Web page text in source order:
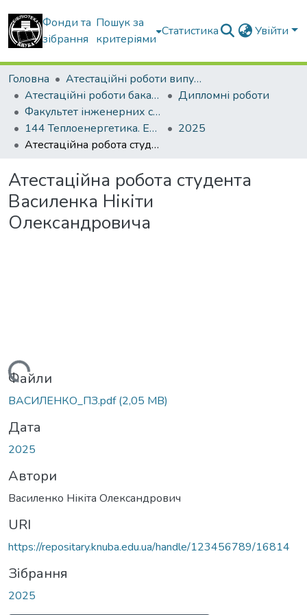
Фонди та
зібрання
Пошук за
критеріями
Статистика Увійти
Головна
Атестаційні роботи випускників
Атестаційні роботи бакалаврів
Дипломні роботи
Факультет інженерних систем та екології
144 Теплоенергетика. Енергетичний менеджмент, енергоефективні муніципальні та промислові теплові технології
2025
Атестаційна робота студента Василенка Нікіти Олександровича
Атестаційна робота студента
Василенка Нікіти
Олександровича
Вантажиться...
Файли
ВАСИЛЕНКО_ПЗ.pdf(2,05 MB)
Дата
2025
Автори
Василенко Нікіта Олександрович
URI
https://repositary.knuba.edu.ua/handle/123456789/16814
Зібрання
2025